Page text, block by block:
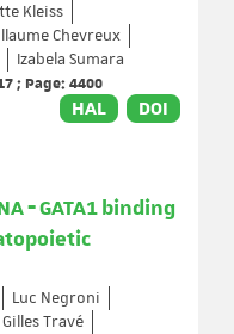
Kleiss
Chevreux
Izabela Sumara
; Page: 4400
HAL DOI
‐ GATA1 binding
Luc Negroni
Gilles Travé